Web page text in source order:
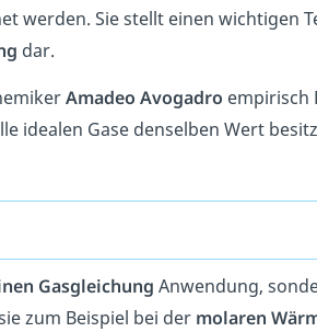
werden. Sie stellt einen wichtigen
dar.
Amadeo Avogadro empirisch
idealen Gase denselben Wert
Gasgleichung Anwendung,
zum Beispiel bei der molaren